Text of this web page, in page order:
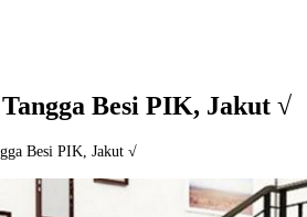
Besi PIK, Jakut √
Besi PIK, Jakut √